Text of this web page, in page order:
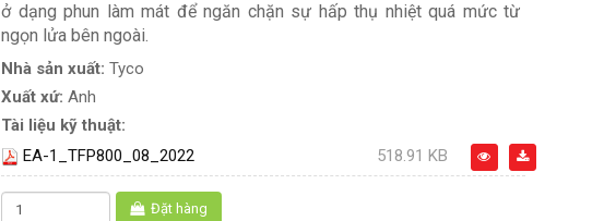
ở dạng phun làm mát để ngăn chặn sự hấp thụ nhiệt quá mức từ
ngọn lửa bên ngoài.
Nhà sản xuất: Tyco
Xuất xứ: Anh
Tài liệu kỹ thuật:
EA-1_TFP800_08_2022
518.91 KB
Đặt hàng